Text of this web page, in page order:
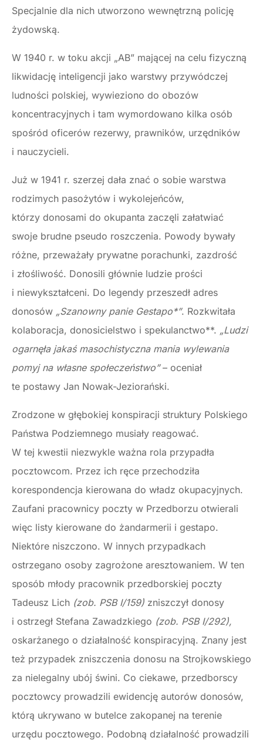
Specjalnie dla nich utworzono wewnętrzną policję
żydowską.
W 1940 r. w toku akcji „AB” mającej na celu fizyczną
likwidację inteligencji jako warstwy przywódczej
ludności polskiej, wywieziono do obozów
koncentracyjnych i tam wymordowano kilka osób
spośród oficerów rezerwy, prawników, urzędników
i nauczycieli.
Już w 1941 r. szerzej dała znać o sobie warstwa
rodzimych pasożytów i wykolejeńców,
którzy donosami do okupanta zaczęli załatwiać
swoje brudne pseudo roszczenia. Powody bywały
różne, przeważały prywatne porachunki, zazdrość
i złośliwość. Donosili głównie ludzie prości
i niewykształceni. Do legendy przeszedł adres
donosów „Szanowny panie Gestapo*”. Rozkwitała
kolaboracja, donosicielstwo i spekulanctwo**. „Ludzi
ogarnęła jakaś masochistyczna mania wylewania
pomyj na własne społeczeństwo”– oceniał
te postawy Jan Nowak-Jeziorański.
Zrodzone w głębokiej konspiracji struktury Polskiego
Państwa Podziemnego musiały reagować.
W tej kwestii niezwykle ważna rola przypadła
pocztowcom. Przez ich ręce przechodziła
korespondencja kierowana do władz okupacyjnych.
Zaufani pracownicy poczty w Przedborzu otwierali
więc listy kierowane do żandarmerii i gestapo.
Niektóre niszczono. W innych przypadkach
ostrzegano osoby zagrożone aresztowaniem. W ten
sposób młody pracownik przedborskiej poczty
Tadeusz Lich (zob. PSB I/159) zniszczył donosy
i ostrzegł Stefana Zawadzkiego (zob. PSB I/292),
oskarżanego o działalność konspiracyjną. Znany jest
też przypadek zniszczenia donosu na Strojkowskiego
za nielegalny ubój świni. Co ciekawe, przedborscy
pocztowcy prowadzili ewidencję autorów donosów,
którą ukrywano w butelce zakopanej na terenie
urzędu pocztowego. Podobną działalność prowadzili